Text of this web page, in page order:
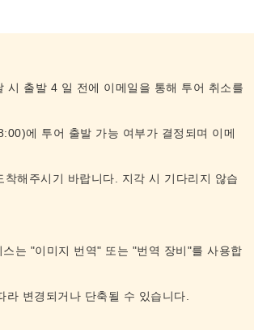
시 출발 4 일 전에 이메일을 통해 투어 취소를
에 투어 출발 가능 여부가 결정되며 이메
해주시기 바랍니다. 지각 시 기다리지 않습
는 "이미지 번역" 또는 "번역 장비"를 사용합
변경되거나 단축될 수 있습니다.